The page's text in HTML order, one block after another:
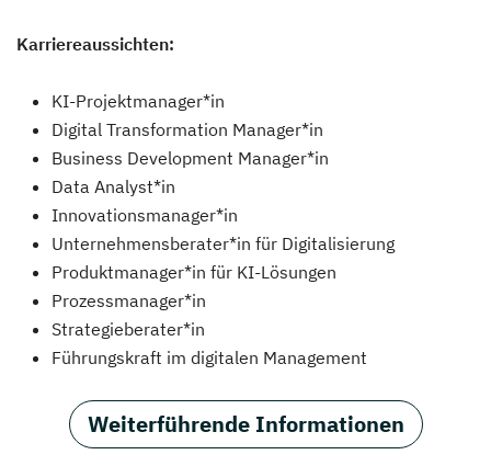
Karriereaussichten:
KI-Projektmanager*in
Digital Transformation Manager*in
Business Development Manager*in
Data Analyst*in
Innovationsmanager*in
Unternehmensberater*in für Digitalisierung
Produktmanager*in für KI-Lösungen
Prozessmanager*in
Strategieberater*in
Führungskraft im digitalen Management
Weiterführende Informationen